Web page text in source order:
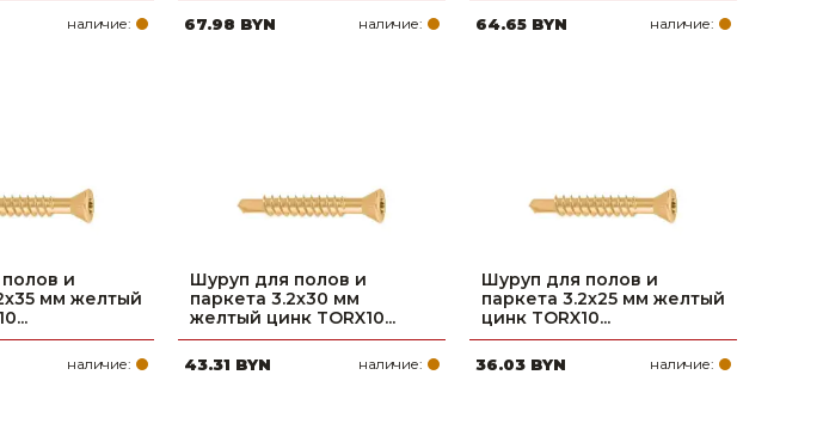
наличие: 67.98 BYN наличие: 64.65 BYN наличие:
и
мм желтый
наличие:
Шуруп для полов и
паркета 3.2х30 мм
желтый цинк TORX10...
43.31 BYN наличие:
Шуруп для полов и
паркета 3.2х25 мм желтый
цинк TORX10...
36.03 BYN наличие: